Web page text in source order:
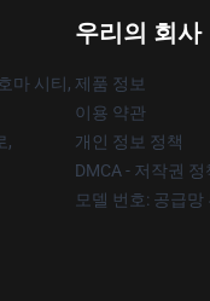
마 시티,
,
우리의 회사
제품 정보
이용 약관
개인 정보 정책
DMCA - 저작권 정
모델 번호: 공급망